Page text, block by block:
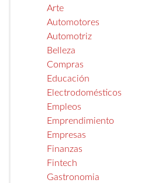
Arte
Automotores
Automotriz
Belleza
Compras
Educación
Electrodomésticos
Empleos
Emprendimiento
Empresas
Finanzas
Fintech
Gastronomia